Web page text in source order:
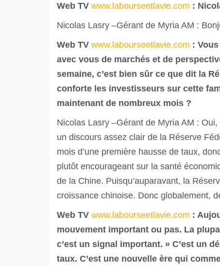
Web TV www.labourseetlavie.com :
Nicolas Lasry –Gérant de Myria AM :
Web TV www.labourseetlavie.com :
avec vous de marchés et de
semaine, c’est bien sûr ce que dit la
conforte les investisseurs sur cette
maintenant de nombreux mois ?
Nicolas Lasry –Gérant de Myria AM :
un discours assez clair de la Réserve
mois d’une première hausse de taux,
plutôt encourageant sur la santé
de la Chine. Puisqu’auparavant, la
croissance chinoise. Donc globalement,
Web TV www.labourseetlavie.com :
mouvement important ou pas. La
c’est un signal important. » C’est un
taux. C’est une nouvelle ère qui